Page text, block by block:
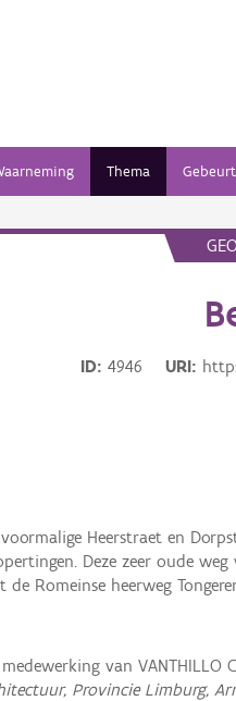
Thema
ID 4946 URI
Heerstraet en
Deze zeer oude
Romeinse heerweg
van VANTHILLO
Provincie Limburg,